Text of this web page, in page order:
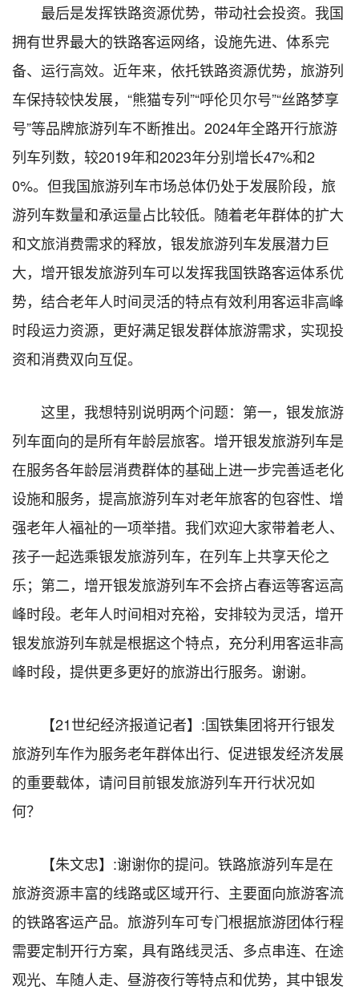
最后是发挥铁路资源优势，带动社会投资。我国
拥有世界最大的铁路客运网络，设施先进、体系完
备、运行高效。近年来，依托铁路资源优势，旅游列
车保持较快发展，“熊猫专列”“呼伦贝尔号”“丝路梦享
号”等品牌旅游列车不断推出。2024年全路开行旅游
列车列数，较2019年和2023年分别增长47%和2
0%。但我国旅游列车市场总体仍处于发展阶段，旅
游列车数量和承运量占比较低。随着老年群体的扩大
和文旅消费需求的释放，银发旅游列车发展潜力巨
大，增开银发旅游列车可以发挥我国铁路客运体系优
势，结合老年人时间灵活的特点有效利用客运非高峰
时段运力资源，更好满足银发群体旅游需求，实现投
资和消费双向互促。
这里，我想特别说明两个问题：第一，银发旅游
列车面向的是所有年龄层旅客。增开银发旅游列车是
在服务各年龄层消费群体的基础上进一步完善适老化
设施和服务，提高旅游列车对老年旅客的包容性、增
强老年人福祉的一项举措。我们欢迎大家带着老人、
孩子一起选乘银发旅游列车，在列车上共享天伦之
乐；第二，增开银发旅游列车不会挤占春运等客运高
峰时段。老年人时间相对充裕，安排较为灵活，增开
银发旅游列车就是根据这个特点，充分利用客运非高
峰时段，提供更多更好的旅游出行服务。谢谢。
【21世纪经济报道记者】:国铁集团将开行银发
旅游列车作为服务老年群体出行、促进银发经济发展
的重要载体，请问目前银发旅游列车开行状况如
何？
【朱文忠】:谢谢你的提问。铁路旅游列车是在
旅游资源丰富的线路或区域开行、主要面向旅游客流
的铁路客运产品。旅游列车可专门根据旅游团体行程
需要定制开行方案，具有路线灵活、多点串连、在途
观光、车随人走、昼游夜行等特点和优势，其中银发